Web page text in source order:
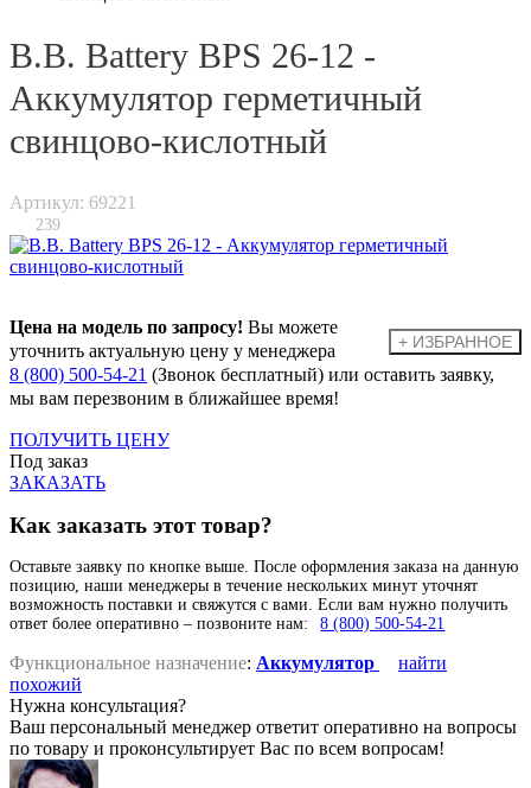
B.B. Battery BPS 26-12 -
Аккумулятор герметичный
свинцово-кислотный
Артикул: 69221
239
Цена на модель по запросу! Вы можете
уточнить актуальную цену у менеджера
8 (800) 500-54-21 (Звонок бесплатный) или оставить заявку,
мы вам перезвоним в ближайшее время!
ПОЛУЧИТЬ ЦЕНУ
Под заказ
ЗАКАЗАТЬ
Как заказать этот товар?
Оставьте заявку по кнопке выше. После оформления заказа на данную
позицию, наши менеджеры в течение нескольких минут уточнят
возможность поставки и свяжутся с вами. Если вам нужно получить
ответ более оперативно – позвоните нам:
8 (800) 500-54-21
Функциональное назначение: Аккумулятор
найти
похожий
Нужна консультация?
Ваш персональный менеджер ответит оперативно на вопросы
по товару и проконсультирует Вас по всем вопросам!